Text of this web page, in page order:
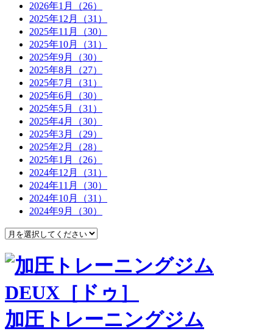
2026年1月（26）
2025年12月（31）
2025年11月（30）
2025年10月（31）
2025年9月（30）
2025年8月（27）
2025年7月（31）
2025年6月（30）
2025年5月（31）
2025年4月（30）
2025年3月（29）
2025年2月（28）
2025年1月（26）
2024年12月（31）
2024年11月（30）
2024年10月（31）
2024年9月（30）
加圧トレーニングジム